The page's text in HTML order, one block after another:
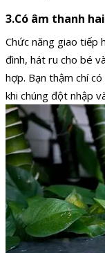
3.Có âm thanh
Chức năng giao tiếp
đình, hát ru cho bé
hợp. Bạn thậm chí
khi chúng đột nhập